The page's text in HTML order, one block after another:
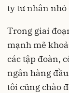
ty tư nhân
Trong giai
mạnh mẽ
các tập đoàn,
ngân hàng
tôi cũng chào